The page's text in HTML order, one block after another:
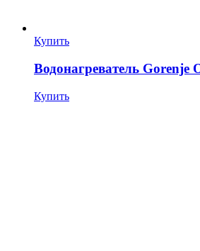
Купить
Водонагреватель Gorenje
Купить